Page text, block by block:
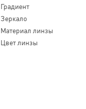
Градиент
Зеркало
Материал линзы
Цвет линзы